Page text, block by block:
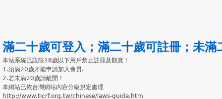
滿二十歲可登入 ； 滿二十歲可註冊 ； 未滿
本站系統已設限18歲以下用戶禁止註冊及觀賞！
1.須滿20歲才能申請加入會員.
2.若未滿20歲請離開！
本網站已依台灣網站內容分級規定處理
http://www.ticrf.org.tw/chinese/laws-guide.htm